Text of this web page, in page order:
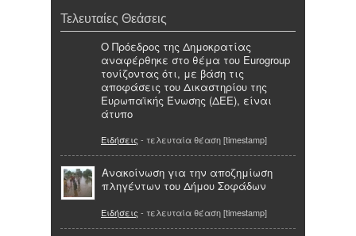
Τελευταίες Θεάσεις
O Πρόεδρος της Δημοκρατίας
αναφέρθηκε στο θέμα του Eurogroup
τονίζοντας ότι, με βάση τις
αποφάσεις του Δικαστηρίου της
Ευρωπαϊκής Ένωσης (ΔΕΕ), είναι
άτυπο
Ειδήσεις - τελευταία θέαση [timestamp]
Ανακοίνωση για την αποζημίωση
πληγέντων του Δήμου Σοφάδων
Ειδήσεις - τελευταία θέαση [timestamp]